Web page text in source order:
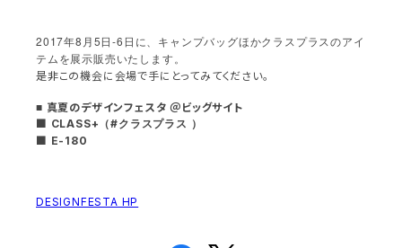
2017年8月5日-6日に、キャンプバッグほかクラスプラスのアイ
テムを展示販売いたします。
是非この機会に会場で手にとってみてください。
■ 真夏のデザインフェスタ ＠ビッグサイト
■ CLASS+ （#クラスプラス ）
■ E-180
DESIGNFESTA HP